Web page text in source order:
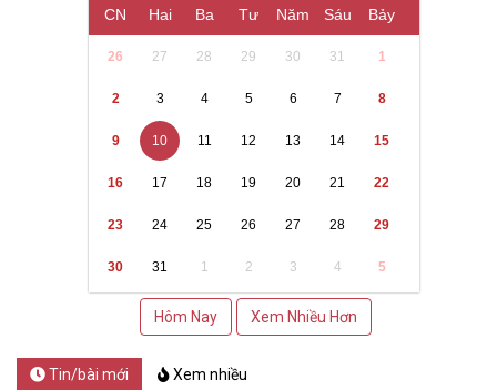
CN Hai Ba Tư Năm Sáu Bảy
26 27 28 29 30 31 1
2 3 4 5 6 7 8
9 10 11 12 13 14 15
16 17 18 19 20 21 22
23 24 25 26 27 28 29
30 31 1 2 3 4 5
Hôm Nay Xem Nhiều Hơn
Tin/bài mới Xem nhiều